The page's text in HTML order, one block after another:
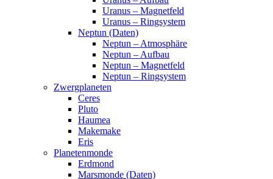
Uranus – Magnetfeld
Uranus – Ringsystem
Neptun (Daten)
Neptun – Atmosphäre
Neptun – Aufbau
Neptun – Magnetfeld
Neptun – Ringsystem
Zwergplaneten
Ceres
Pluto
Haumea
Makemake
Eris
Planetenmonde
Erdmond
Marsmonde (Daten)